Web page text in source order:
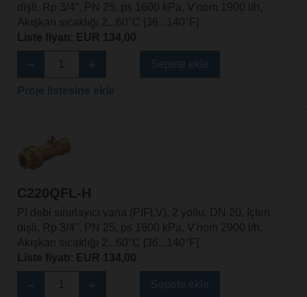
dişli, Rp 3/4", PN 25, ps 1600 kPa, V'nom 1900 l/h,
Akışkan sıcaklığı 2...60°C [36...140°F]
Liste fiyatı: EUR 134,00
C220QFL-H
PI debi sınırlayıcı vana (PIFLV), 2 yollu, DN 20, İçten
dişli, Rp 3/4", PN 25, ps 1600 kPa, V'nom 2900 l/h,
Akışkan sıcaklığı 2...60°C [36...140°F]
Liste fiyatı: EUR 134,00